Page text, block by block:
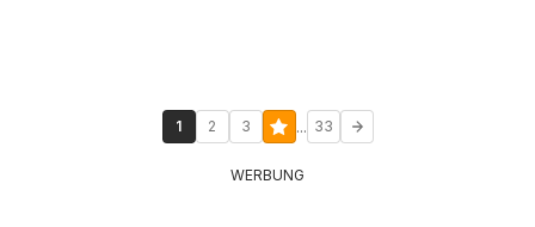
1 2 3 ... 33
WERBUNG